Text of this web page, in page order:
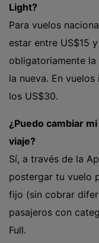
Light?
Para vuelos
estar entre US$15
obligatoriamente
la nueva. En
los US$30.
¿Puedo cambiar
viaje?
Sí, a través de la
postergar tu vuelo
fijo (sin cobrar
pasajeros con
Full.